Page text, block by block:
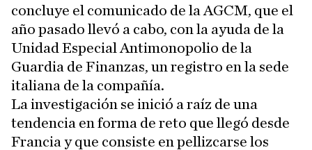
concluye el comunicado de la AGCM, que el
año pasado llevó a cabo, con la ayuda de la
Unidad Especial Antimonopolio de la
Guardia de Finanzas, un registro en la sede
italiana de la compañía.
La investigación se inició a raíz de una
tendencia en forma de reto que llegó desde
Francia y que consiste en pellizcarse los